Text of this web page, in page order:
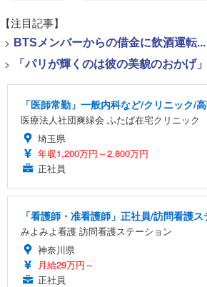
【注目記事】
> BTSメンバーからの借金に飲酒運転
> 「パリが輝くのは彼の美貌のおかげ
「医師常勤」一般内科など/クリニック/
医療法人社団爽緑会 ふたば在宅クリニック
埼玉県
年収1,200万円～2,800万円
正社員
「看護師・准看護師」正社員/訪問看護
みよみよ看護 訪問看護ステーション
神奈川県
月給29万円～
正社員